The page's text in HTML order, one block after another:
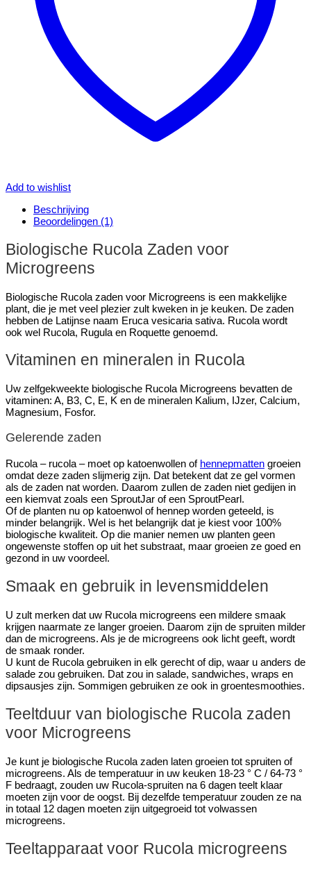
Add to wishlist
Beschrijving
Beoordelingen (1)
Biologische Rucola Zaden voor
Microgreens
Biologische Rucola zaden voor Microgreens is een makkelijke
plant, die je met veel plezier zult kweken in je keuken. De zaden
hebben de Latijnse naam Eruca vesicaria sativa. Rucola wordt
ook wel Rucola, Rugula en Roquette genoemd.
Vitaminen en mineralen in Rucola
Uw zelfgekweekte biologische Rucola Microgreens bevatten de
vitaminen: A, B3, C, E, K en de mineralen Kalium, IJzer, Calcium,
Magnesium, Fosfor.
Gelerende zaden
Rucola – rucola – moet op katoenwollen of hennepmatten groeien
omdat deze zaden slijmerig zijn. Dat betekent dat ze gel vormen
als de zaden nat worden. Daarom zullen de zaden niet gedijen in
een kiemvat zoals een SproutJar of een SproutPearl.
Of de planten nu op katoenwol of hennep worden geteeld, is
minder belangrijk. Wel is het belangrijk dat je kiest voor 100%
biologische kwaliteit. Op die manier nemen uw planten geen
ongewenste stoffen op uit het substraat, maar groeien ze goed en
gezond in uw voordeel.
Smaak en gebruik in levensmiddelen
U zult merken dat uw Rucola microgreens een mildere smaak
krijgen naarmate ze langer groeien. Daarom zijn de spruiten milder
dan de microgreens. Als je de microgreens ook licht geeft, wordt
de smaak ronder.
U kunt de Rucola gebruiken in elk gerecht of dip, waar u anders de
salade zou gebruiken. Dat zou in salade, sandwiches, wraps en
dipsausjes zijn. Sommigen gebruiken ze ook in groentesmoothies.
Teeltduur van biologische Rucola zaden
voor Microgreens
Je kunt je biologische Rucola zaden laten groeien tot spruiten of
microgreens. Als de temperatuur in uw keuken 18-23 ° C / 64-73 °
F bedraagt, zouden uw Rucola-spruiten na 6 dagen teelt klaar
moeten zijn voor de oogst. Bij dezelfde temperatuur zouden ze na
in totaal 12 dagen moeten zijn uitgegroeid tot volwassen
microgreens.
Teeltapparaat voor Rucola microgreens